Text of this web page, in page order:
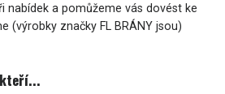
nabídek a pomůžeme vás dovést ke
(výrobky značky FL BRÁNY jsou)